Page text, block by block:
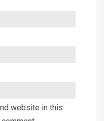
website in this